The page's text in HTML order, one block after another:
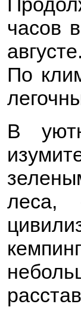
часов
По
В
леса,